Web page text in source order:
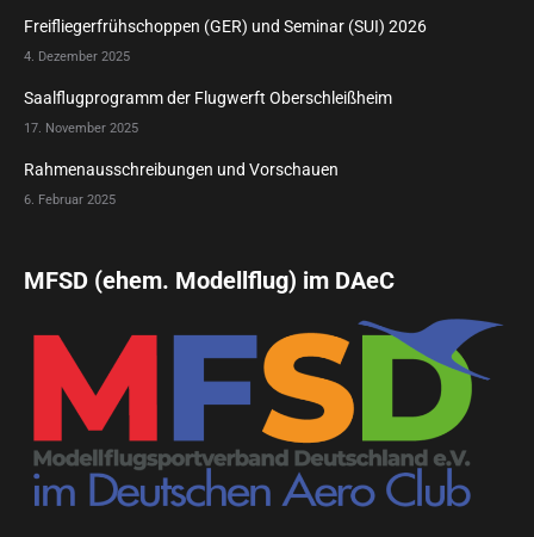
Freifliegerfrühschoppen (GER) und Seminar (SUI) 2026
4. Dezember 2025
Saalflugprogramm der Flugwerft Oberschleißheim
17. November 2025
Rahmenausschreibungen und Vorschauen
6. Februar 2025
MFSD (ehem. Modellflug) im DAeC